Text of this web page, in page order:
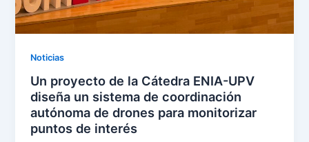
Noticias
Un proyecto de la Cátedra ENIA-UPV
diseña un sistema de coordinación
autónoma de drones para monitorizar
puntos de interés